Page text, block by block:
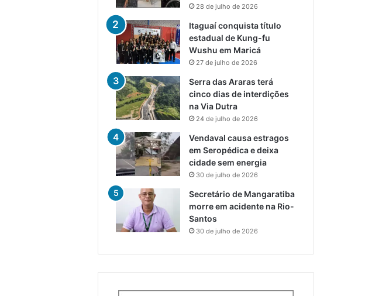
28 de julho de 2026
Itaguaí conquista título
estadual de Kung-fu
Wushu em Maricá
27 de julho de 2026
Serra das Araras terá
cinco dias de interdições
na Via Dutra
24 de julho de 2026
Vendaval causa estragos
em Seropédica e deixa
cidade sem energia
30 de julho de 2026
Secretário de Mangaratiba
morre em acidente na Rio-
Santos
30 de julho de 2026